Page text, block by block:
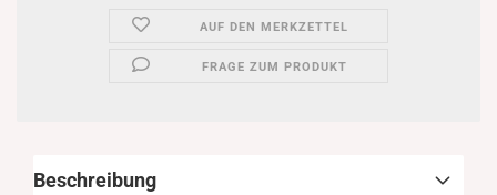
AUF DEN MERKZETTEL
FRAGE ZUM PRODUKT
Beschreibung